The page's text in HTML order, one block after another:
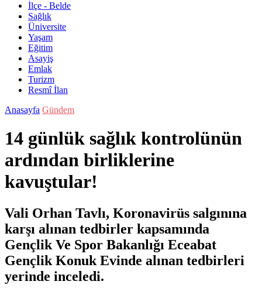
İlçe - Belde
Sağlık
Üniversite
Yaşam
Eğitim
Asayiş
Emlak
Turizm
Resmî İlan
Anasayfa Gündem
14 günlük sağlık kontrolünün
ardından birliklerine
kavuştular!
Vali Orhan Tavlı, Koronavirüs salgınına
karşı alınan tedbirler kapsamında
Gençlik Ve Spor Bakanlığı Eceabat
Gençlik Konuk Evinde alınan tedbirleri
yerinde inceledi.